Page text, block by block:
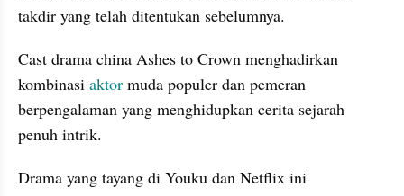
takdir yang telah ditentukan sebelumnya.
Cast drama china Ashes to Crown menghadirkan
kombinasi aktor muda populer dan pemeran
berpengalaman yang menghidupkan cerita sejarah
penuh intrik.
Drama yang tayang di Youku dan Netflix ini